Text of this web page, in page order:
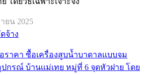
ยน 2025
จ้าง
าคา ซื้อเครื่องสูบน้ำบาดาลเเบบจม
กรณ์ บ้านเเม่เทย หมู่ที่ 6 จุดหัวฝาย โดย